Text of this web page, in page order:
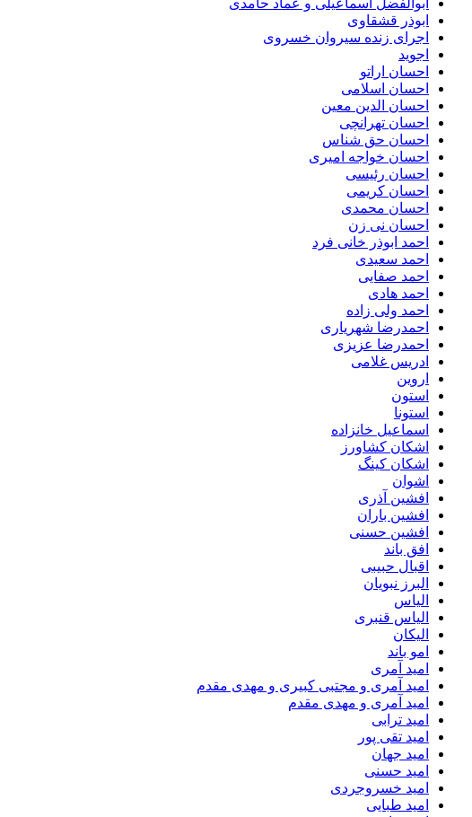
ابوالفضل اسماعیلی و عماد حامدی
ابوذر قشقاوی
اجرای زنده سیروان خسروی
اجوید
احسان اراتو
احسان اسلامی
احسان الدین معین
احسان تهرانچی
احسان حق شناس
احسان خواجه امیری
احسان رئیسی
احسان کریمی
احسان محمدی
احسان نی زن
احمد ابوذر خانی فرد
احمد سعیدی
احمد صفایی
احمد هادی
احمد ولی زاده
احمدرضا شهریاری
احمدرضا عزیزی
ادریس غلامی
اروین
استون
استونا
اسماعیل خانزاده
اشکان کشاورز
اشکان کینگ
اشوان
افشین آذری
افشین باران
افشین حسنی
افق باند
اقبال حبیبی
البرز نبویان
الیاس
الیاس قنبرى
الیکان
امو باند
امید آمری
امید آمری و مجتبی کبیری و مهدى مقدم
امید آمری و مهدی مقدم
امید ترابی
امید تقی پور
امید جهان
امید حسنی
امید خسروجردی
امید طبایی